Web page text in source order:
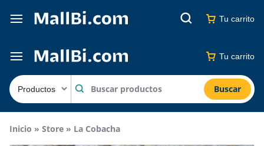
Tu carrito
Buscar
Tu carrito
Inicio » Store » La Cobacha